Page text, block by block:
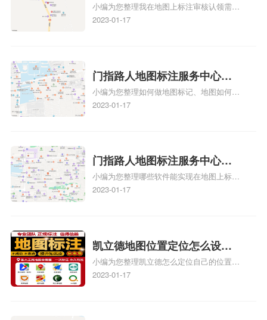
说，实体指路人地
久审核？公司地址认领地图标
注多久审核？
小编为您整理我在地图上标注审核认领需要
多久、我在地图上标注审核认领需要多久
情可查看下方正文！
2023-01-17
门指路人地图标注服务中心如
何做花小猪打车地图位置标
记？门指路人地图标注服务中
小编为您整理如何做地图标记、地图如何做
标记、so搜街景中如何做标记、360e启花贷
关地图标注知识，详情可查看下方正文！
2023-01-17
门指路人地图标注服务中心地
图位置地址标记？门指路人地
图标注服务中心苹果地图位置
小编为您整理哪些软件能实现在地图上标记
门指路人地图标注服务中心位置、门指路人
门指路人地图标注服务中心地址标注上地图
怎么弄相关地图标注知识，详情可查看下方
正文！
2023-01-17
凯立德地图位置定位怎么设置
自己的指路人地图标注服务中
心名？凯立德地图位置定位怎
小编为您整理凯立德怎么定位自己的位置
啊、手机凯立德地图定位怎么设置往上走、
2023-01-17